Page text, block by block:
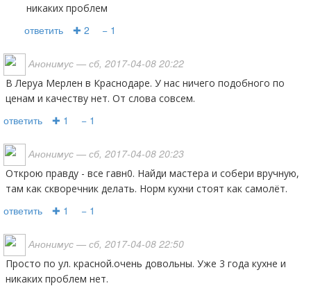
никаких проблем
ответить ✚ 2 − 1
Анонимус — сб, 2017-04-08 20:22
В Леруа Мерлен в Краснодаре. У нас ничего подобного по
ценам и качеству нет. От слова совсем.
ответить ✚ 1 − 1
Анонимус — сб, 2017-04-08 20:23
Открою правду - все гавн0. Найди мастера и собери вручную,
там как скворечник делать. Норм кухни стоят как самолёт.
ответить ✚ 1 − 1
Анонимус — сб, 2017-04-08 22:50
Просто по ул. красной.очень довольны. Уже 3 года кухне и
никаких проблем нет.